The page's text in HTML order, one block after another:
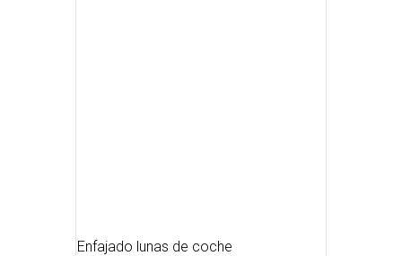
Enfajado lunas de coche